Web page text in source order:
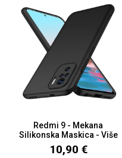
Redmi 9 - Mekana
Silikonska Maskica - Više
boj...
10,90 €
Monogrami